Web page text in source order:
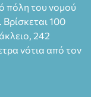
πόλη του νομού
100
242
νότια από τον